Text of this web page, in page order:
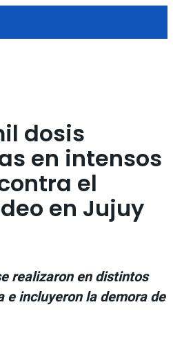
dosis
en intensos
el
en Jujuy
realizaron en distintos
e incluyeron la demora de